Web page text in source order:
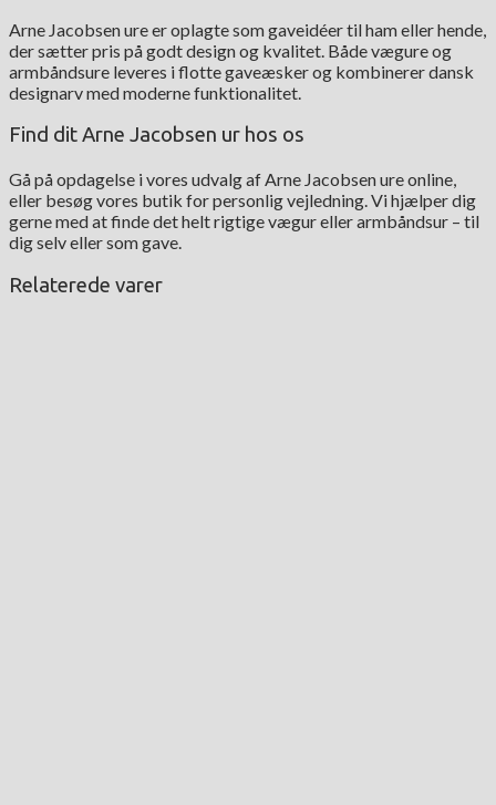
Arne Jacobsen ure er oplagte som gaveidéer til ham eller hende,
der sætter pris på godt design og kvalitet. Både vægure og
armbåndsure leveres i flotte gaveæsker og kombinerer dansk
designarv med moderne funktionalitet.
Find dit Arne Jacobsen ur hos os
Gå på opdagelse i vores udvalg af Arne Jacobsen ure online,
eller besøg vores butik for personlig vejledning. Vi hjælper dig
gerne med at finde det helt rigtige vægur eller armbåndsur – til
dig selv eller som gave.
Relaterede varer